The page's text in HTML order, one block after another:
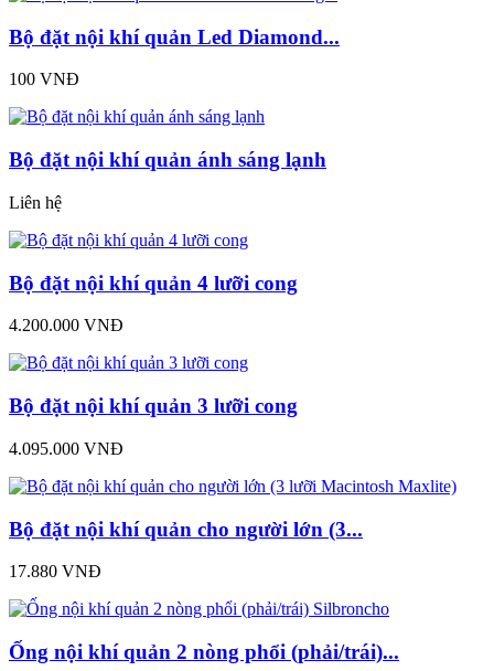
Bộ đặt nội khí quản Led Diamond...
100 VNĐ
Bộ đặt nội khí quản ánh sáng lạnh
Liên hệ
Bộ đặt nội khí quản 4 lưỡi cong
4.200.000 VNĐ
Bộ đặt nội khí quản 3 lưỡi cong
4.095.000 VNĐ
Bộ đặt nội khí quản cho người lớn (3...
17.880 VNĐ
Ống nội khí quản 2 nòng phổi (phải/trái)...